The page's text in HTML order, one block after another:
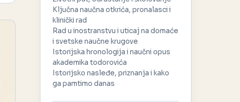
Ključna naučna otkrića, pronalasci i
klinički rad
Rad u inostranstvu i uticaj na domaće
i svetske naučne krugove
Istorijska hronologija i naučni opus
akademika todorovića
Istorijsko nasleđe, priznanja i kako
ga pamtimo danas